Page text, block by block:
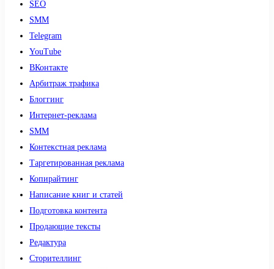
SEO
SMM
Telegram
YouTube
ВКонтакте
Арбитраж трафика
Блоггинг
Интернет-реклама
SMM
Контекстная реклама
Таргетированная реклама
Копирайтинг
Написание книг и статей
Подготовка контента
Продающие тексты
Редактура
Сторителлинг